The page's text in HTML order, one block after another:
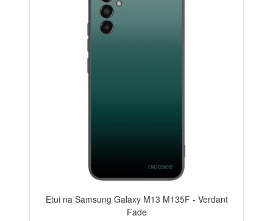
Etui na Samsung Galaxy M13 M135F - Verdant
Fade